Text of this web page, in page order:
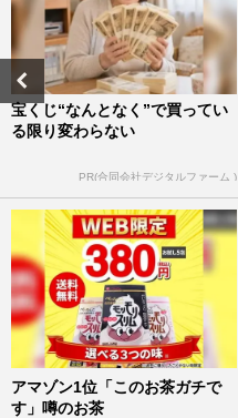
宝くじ“なんとなく”で買ってい
る限り変わらない
PR(合同会社デジタルファーム )
アマゾン1位「このお茶ガチで
す」噂のお茶